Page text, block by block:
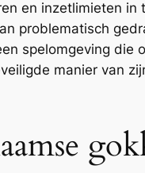
en inzetlimieten in
problematisch
spelomgeving die
manier van